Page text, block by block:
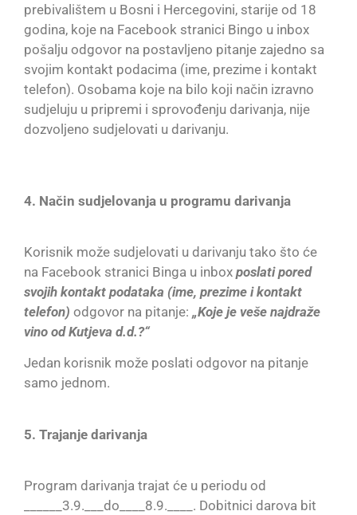
prebivalištem u Bosni i Hercegovini, starije od 18
godina, koje na Facebook stranici Bingo u inbox
pošalju odgovor na postavljeno pitanje zajedno sa
svojim kontakt podacima (ime, prezime i kontakt
telefon). Osobama koje na bilo koji način izravno
sudjeluju u pripremi i sprovođenju darivanja, nije
dozvoljeno sudjelovati u darivanju.
4. Način sudjelovanja u programu darivanja
Korisnik može sudjelovati u darivanju tako što će
na Facebook stranici Binga u inbox poslati pored
svojih kontakt podataka (ime, prezime i kontakt
telefon) odgovor na pitanje: „Koje je veše najdraže
vino od Kutjeva d.d.?“
Jedan korisnik može poslati odgovor na pitanje
samo jednom.
5. Trajanje darivanja
Program darivanja trajat će u periodu od
______3.9.___do____8.9.____. Dobitnici darova bit